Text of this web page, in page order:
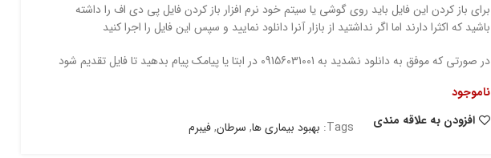
برای باز کردن این فایل باید روی گوشی یا سیتم خود نرم افزار باز کردن فایل پی دی اف را داشته
باشید که اکثرا دارند اما اگر نداشتید از بازار آنرا دانلود نمایید و سپس این فایل را اجرا کنید
در صورتی که موفق به دانلود نشدید به 09156031001 در ابتا یا پیامک پیام بدهید تا فایل تقدیم شود
ناموجود
افزودن به علاقه مندی
Tags: بهبود بیماری ها, سرطان,فیبرم